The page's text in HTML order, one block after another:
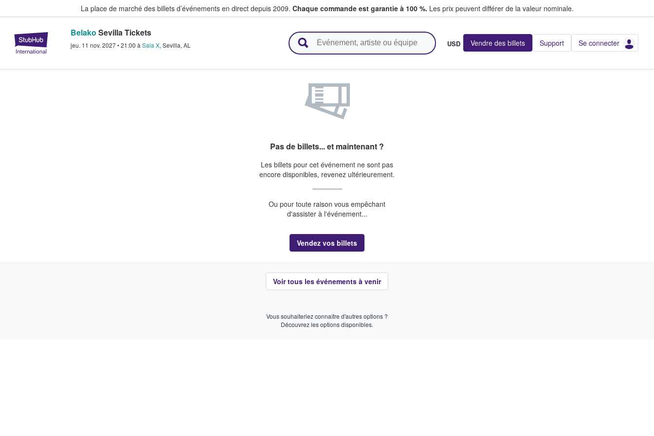
La place de marché des billets d’événements en direct depuis 2009. Chaque commande est garantie à 100 %. Les prix peuvent différer de la valeur nominale.
StubHub - Où les fans achètent et vendent des billets
Belako Sevilla Tickets
jeu. 11 nov. 2027•21:00 à Sala X, Sevilla, AL USD Vendre des billets Support Se connecter
Pas de billets... et maintenant ?
Les billets pour cet événement ne sont pas
encore disponibles, revenez ultérieurement.
Ou pour toute raison vous empêchant
d'assister à l'événement...
Vendez vos billets
Voir tous les événements à venir
Vous souhaiteriez connaître d'autres options ?
Découvrez les options disponibles.